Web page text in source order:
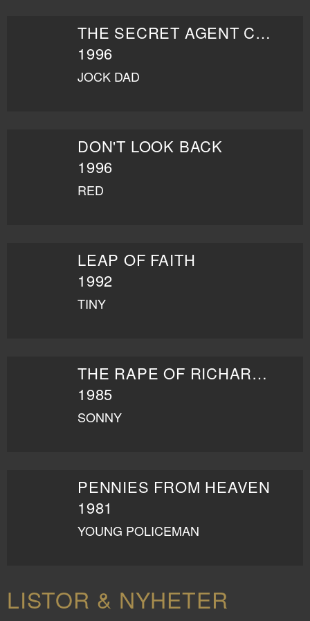
THE SECRET AGENT CLUB
1996
JOCK DAD
DON'T LOOK BACK
1996
RED
LEAP OF FAITH
1992
TINY
THE RAPE OF RICHARD BECK
1985
SONNY
PENNIES FROM HEAVEN
1981
YOUNG POLICEMAN
LISTOR & NYHETER